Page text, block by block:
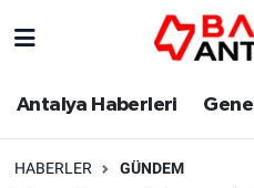
Antalya Haberleri Genel
HABERLER GÜNDEM